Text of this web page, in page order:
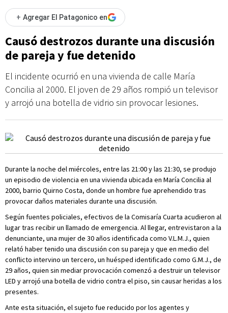
+ Agregar El Patagonico en
Causó destrozos durante una discusión
de pareja y fue detenido
El incidente ocurrió en una vivienda de calle María
Concilia al 2000. El joven de 29 años rompió un televisor
y arrojó una botella de vidrio sin provocar lesiones.
Durante la noche del miércoles, entre las 21:00 y las 21:30, se produjo
un episodio de violencia en una vivienda ubicada en María Concilia al
2000, barrio Quirno Costa, donde un hombre fue aprehendido tras
provocar daños materiales durante una discusión.
Según fuentes policiales, efectivos de la Comisaría Cuarta acudieron al
lugar tras recibir un llamado de emergencia. Al llegar, entrevistaron a la
denunciante, una mujer de 30 años identificada como V.L.M.J., quien
relató haber tenido una discusión con su pareja y que en medio del
conflicto intervino un tercero, un huésped identificado como G.M.J., de
29 años, quien sin mediar provocación comenzó a destruir un televisor
LED y arrojó una botella de vidrio contra el piso, sin causar heridas a los
presentes.
Ante esta situación, el sujeto fue reducido por los agentes y